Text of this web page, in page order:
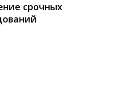
срочных